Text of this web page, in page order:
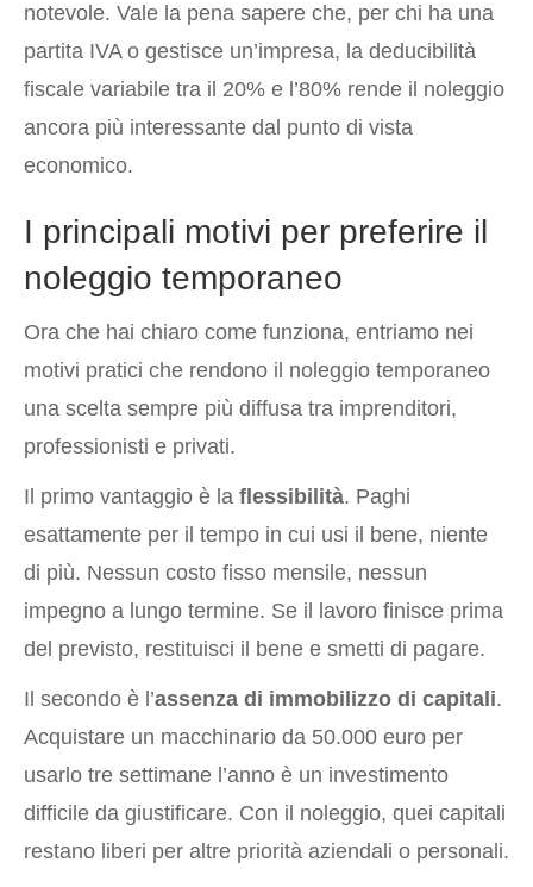
notevole. Vale la pena sapere che, per chi ha una
partita IVA o gestisce un’impresa, la deducibilità
fiscale variabile tra il 20% e l’80% rende il noleggio
ancora più interessante dal punto di vista
economico.
I principali motivi per preferire il
noleggio temporaneo
Ora che hai chiaro come funziona, entriamo nei
motivi pratici che rendono il noleggio temporaneo
una scelta sempre più diffusa tra imprenditori,
professionisti e privati.
Il primo vantaggio è la flessibilità. Paghi
esattamente per il tempo in cui usi il bene, niente
di più. Nessun costo fisso mensile, nessun
impegno a lungo termine. Se il lavoro finisce prima
del previsto, restituisci il bene e smetti di pagare.
Il secondo è l’assenza di immobilizzo di capitali.
Acquistare un macchinario da 50.000 euro per
usarlo tre settimane l’anno è un investimento
difficile da giustificare. Con il noleggio, quei capitali
restano liberi per altre priorità aziendali o personali.